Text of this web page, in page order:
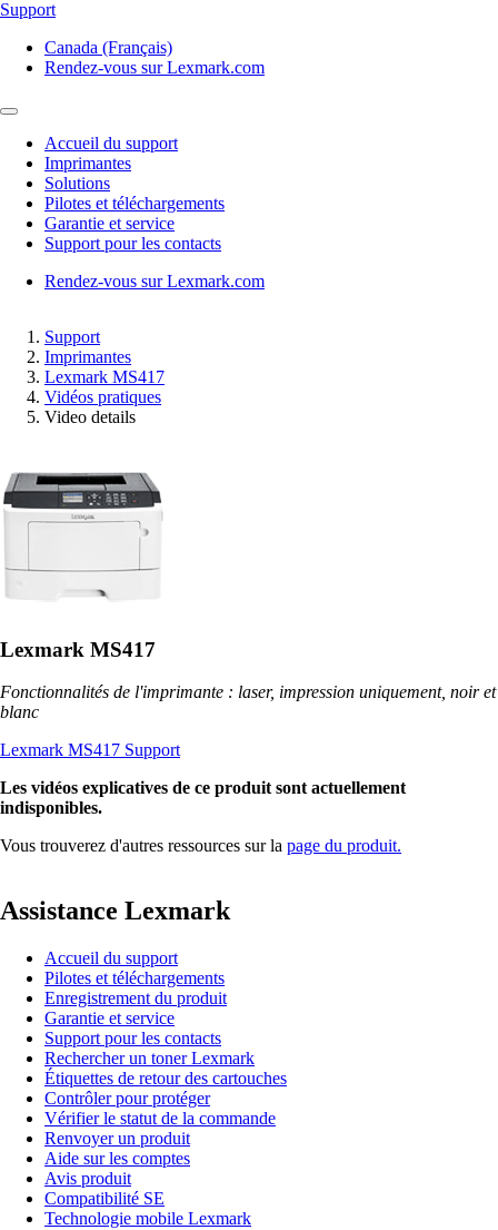
Support
Canada (Français)
Rendez-vous sur Lexmark.com
Accueil du support
Imprimantes
Solutions
Pilotes et téléchargements
Garantie et service
Support pour les contacts
Rendez-vous sur Lexmark.com
Support
Imprimantes
Lexmark MS417
Vidéos pratiques
Video details
Lexmark MS417
Fonctionnalités de l'imprimante : laser, impression uniquement, noir et
blanc
Lexmark MS417 Support
Les vidéos explicatives de ce produit sont actuellement
indisponibles.
Vous trouverez d'autres ressources sur la page du produit.
Assistance Lexmark
Accueil du support
Pilotes et téléchargements
Enregistrement du produit
Garantie et service
Support pour les contacts
Rechercher un toner Lexmark
Étiquettes de retour des cartouches
Contrôler pour protéger
Vérifier le statut de la commande
Renvoyer un produit
Aide sur les comptes
Avis produit
Compatibilité SE
Technologie mobile Lexmark